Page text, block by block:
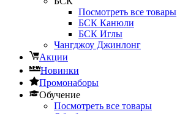
Посмотреть все товары
БСК Канюли
БСК Иглы
Чангджоу Джинлонг
Акции
Новинки
Промонаборы
Обучение
Посмотреть все товары